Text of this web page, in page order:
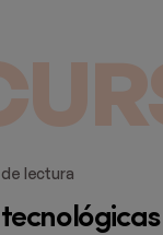
de lectura